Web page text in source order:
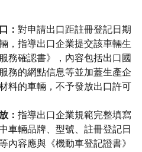
： 對申請出口距註冊登記日期
，指導出口企業提交該車輛生
務確認書》，內容包括出口國
務的網點信息等並加蓋生產企
料的車輛，不予發放出口許可
： 指導出口企業規範完整填寫
車輛品牌、型號、註冊登記日
內容應與《機動車登記證書》